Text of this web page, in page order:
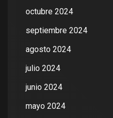
octubre 2024
septiembre 2024
agosto 2024
julio 2024
junio 2024
mayo 2024